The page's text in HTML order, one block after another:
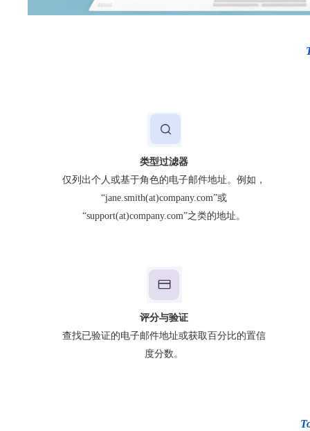
类型过滤器
仅列出个人或基于角色的电子邮件地址。例如，
“jane.smith(at)company.com”或
“support(at)company.com”之类的地址。
评分与验证
查找已验证的电子邮件地址或获取百分比的置信
度分数。